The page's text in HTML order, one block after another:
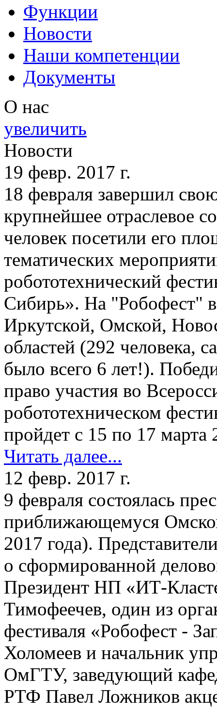
Функции
Новости
Наши компетенции
Документы
О нас
увеличить
Новости
19 февр. 2017 г.
18 февраля завершил
крупнейшее отраслевое
человек посетили его
тематических
робототехнический
Сибирь». На "Робофест"
Иркутской, Омской,
областей (292 человека,
было всего 6 лет!).
право участия во
робототехническом
пройдет с 15 по 17 марта
Читать далее...
12 февр. 2017 г.
9 февраля состоялась
приближающемуся
2017 года).
о сформированной
Президент НП «ИТ-
Тимофеечев, один из
фестиваля «Робофест -
Холомеев и начальник
ОмГТУ, заведующий
РТФ Павел Ложников